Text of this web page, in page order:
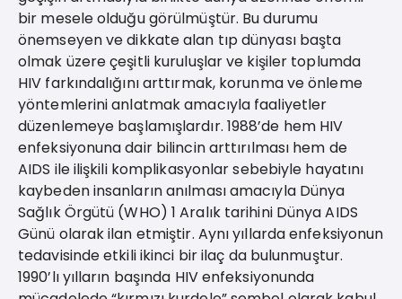
bir mesele olduğu görülmüştür. Bu durumu
önemseyen ve dikkate alan tıp dünyası başta
olmak üzere çeşitli kuruluşlar ve kişiler toplumda
HIV farkındalığını arttırmak, korunma ve önleme
yöntemlerini anlatmak amacıyla faaliyetler
düzenlemeye başlamışlardır. 1988’de hem HIV
enfeksiyonuna dair bilincin arttırılması hem de
AIDS ile ilişkili komplikasyonlar sebebiyle hayatını
kaybeden insanların anılması amacıyla Dünya
Sağlık Örgütü (WHO) 1 Aralık tarihini Dünya AIDS
Günü olarak ilan etmiştir. Aynı yıllarda enfeksiyonun
tedavisinde etkili ikinci bir ilaç da bulunmuştur.
1990’lı yılların başında HIV enfeksiyonunda